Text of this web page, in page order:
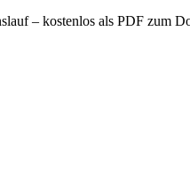
– kostenlos als PDF zum